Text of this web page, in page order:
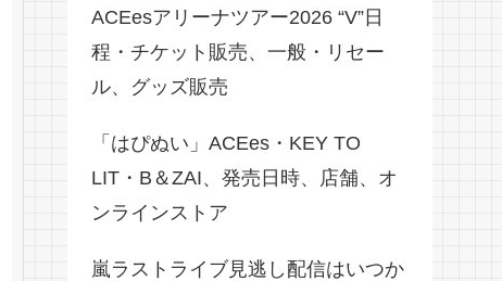
ACEesアリーナツアー2026 “V”日
程・チケット販売、一般・リセー
ル、グッズ販売
「はぴぬい」ACEes・KEY TO
LIT・B＆ZAI、発売日時、店舗、オ
ンラインストア
嵐ラストライブ見逃し配信はいつか